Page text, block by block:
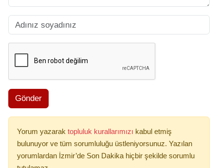
Gönder
Yorum yazarak topluluk kurallarımızı kabul etmiş
bulunuyor ve tüm sorumluluğu üstleniyorsunuz. Yazılan
yorumlardan İzmir’de Son Dakika hiçbir şekilde sorumlu